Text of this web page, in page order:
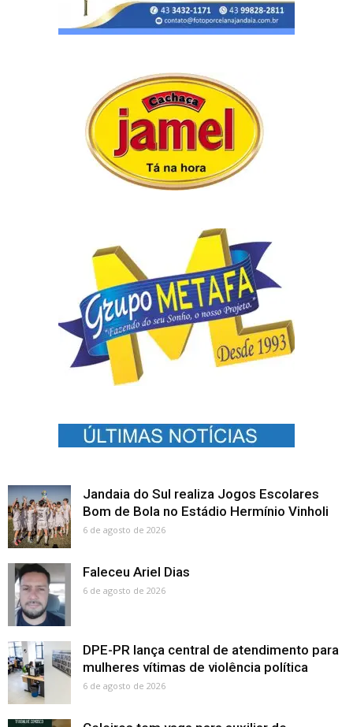
Jandaia do Sul realiza Jogos Escolares
Bom de Bola no Estádio Hermínio Vinholi
6 de agosto de 2026
Faleceu Ariel Dias
6 de agosto de 2026
DPE-PR lança central de atendimento para
mulheres vítimas de violência política
6 de agosto de 2026